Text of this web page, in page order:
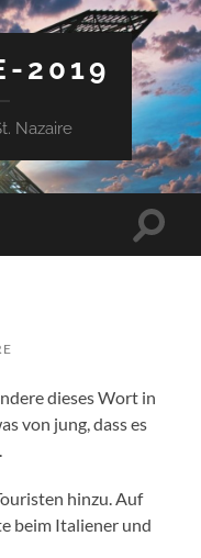
2019
Nazaire
dieses Wort in
von jung, dass es
hinzu. Auf
beim Italiener und